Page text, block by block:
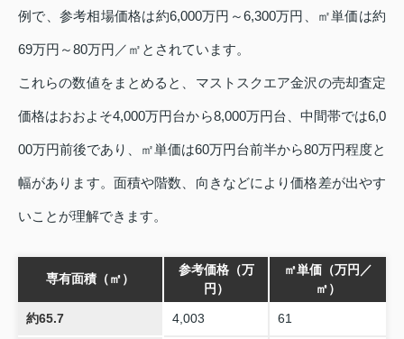
例で、参考相場価格は約6,000万円～6,300万円、㎡単価は約
69万円～80万円／㎡とされています。
これらの数値をまとめると、マストスクエア金沢の売却査定
価格はおおよそ4,000万円台から8,000万円台、中間帯では6,0
00万円前後であり、㎡単価は60万円台前半から80万円程度と
幅があります。面積や階数、向きなどにより価格差が出やす
いことが理解できます。
専有面積（㎡）
参考価格（万
円）
㎡単価（万円／
㎡）
約65.7 4,003 61